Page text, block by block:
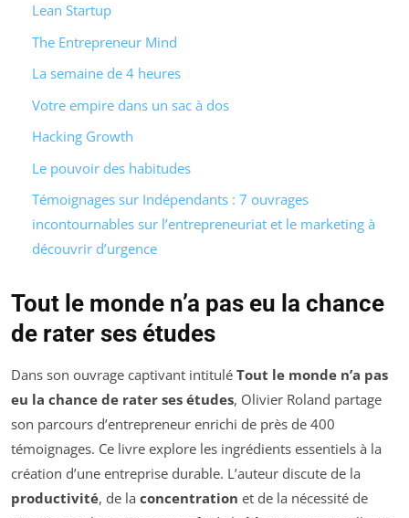
Lean Startup
The Entrepreneur Mind
La semaine de 4 heures
Votre empire dans un sac à dos
Hacking Growth
Le pouvoir des habitudes
Témoignages sur Indépendants : 7 ouvrages
incontournables sur l’entrepreneuriat et le marketing à
découvrir d’urgence
Tout le monde n’a pas eu la chance
de rater ses études
Dans son ouvrage captivant intitulé Tout le monde n’a pas
eu la chance de rater ses études, Olivier Roland partage
son parcours d’entrepreneur enrichi de près de 400
témoignages. Ce livre explore les ingrédients essentiels à la
création d’une entreprise durable. L’auteur discute de la
productivité, de la concentration et de la nécessité de